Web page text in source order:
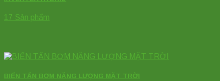
17 Sản phẩm
BIẾN TẤN BƠM NĂNG LƯỢNG MẶT TRỜI